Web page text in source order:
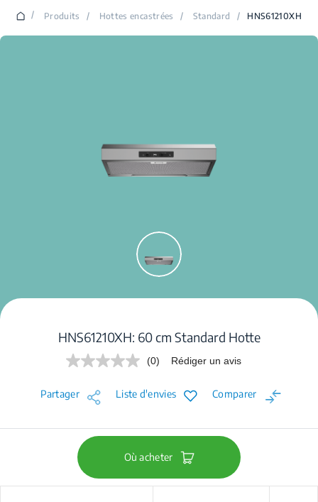
/ Produits / Hottes encastrées / Standard / HNS61210XH
HNS61210XH: 60 cm Standard Hotte
Aucune
de
notation.
la
page.
(0) Rédiger un avis
Partager Liste d'envies Comparer
Où acheter